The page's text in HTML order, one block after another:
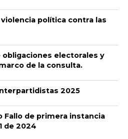
política contra las
electorales y
de la consulta.
2025
de primera instancia
de 2024